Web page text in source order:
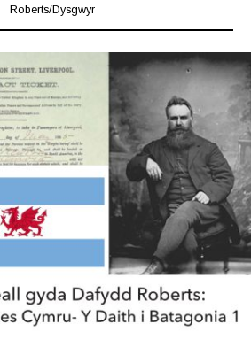
Roberts/Dysgwyr